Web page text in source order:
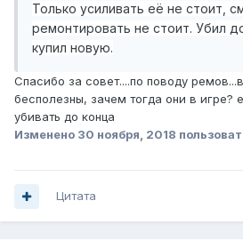
Только усиливать её не стоит,
ремонтировать не стоит. Убил
купил новую.
Спасибо за совет....по поводу
бесполезны, зачем тогда они в игре?
убивать до конца
Изменено 30 ноября, 2018
Цитата